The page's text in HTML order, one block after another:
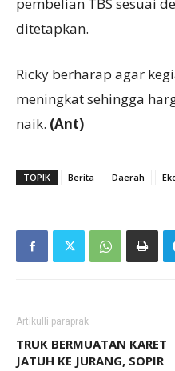
pembelian TBS sesuai
ditetapkan.
Ricky berharap agar
meningkat sehingga
naik. (Ant)
TOPIK Berita Daerah
Artikulli paraprak
TRUK BERMUATAN KARET
JATUH KE JURANG, SOPIR